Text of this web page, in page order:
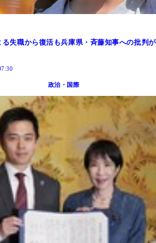
る失職から復活も兵庫県・斉藤知事への批判が
政治・国際